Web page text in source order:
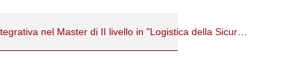
Procedura comparativa per assegnazione di incarichi di didattica integrativa nel Master di II livello in "Logistica della Sicurezza e dell'Emergenza - LSE" - prot. 2041/2024